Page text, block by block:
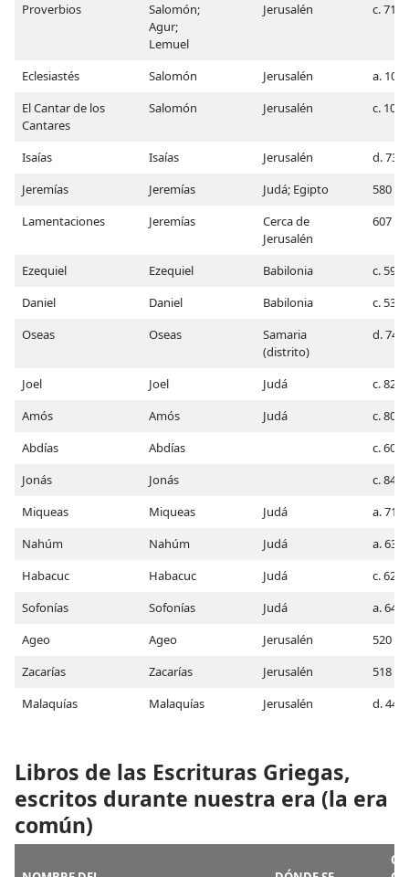
Proverbios
Salomón;
Agur;
Lemuel
Jerusalén c. 717
Eclesiastés Salomón Jerusalén
a. 1000
El Cantar de los
Cantares
Salomón Jerusalén c. 1020
Isaías Isaías Jerusalén
d. 732
Jeremías
Jeremías Judá; Egipto
580
Lamentaciones
Jeremías
Cerca de
Jerusalén
607
Ezequiel Ezequiel Babilonia
c. 591
Daniel
Daniel Babilonia
c. 536
Oseas
Oseas
Samaria
(distrito)
d. 745
Joel Joel Judá
c. 820
Amós
Amós Judá
c. 804
Abdías
Abdías
c. 607
Jonás
Jonás
c. 844
Miqueas
Miqueas Judá
a. 717
Nahúm
Nahúm Judá
a. 632
Habacuc
Habacuc Judá
c. 628
Sofonías
Sofonías Judá
a. 648
Ageo
Ageo Jerusalén
520
Zacarías
Zacarías Jerusalén
518
Malaquías
Malaquías Jerusalén d. 443
Libros de las Escrituras Griegas,
escritos durante nuestra era (la era
común)